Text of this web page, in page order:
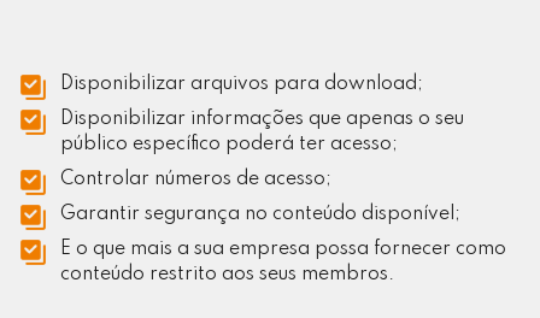
Disponibilizar arquivos para download;
Disponibilizar informações que apenas o seu
público específico poderá ter acesso;
Controlar números de acesso;
Garantir segurança no conteúdo disponível;
E o que mais a sua empresa possa fornecer como
conteúdo restrito aos seus membros.